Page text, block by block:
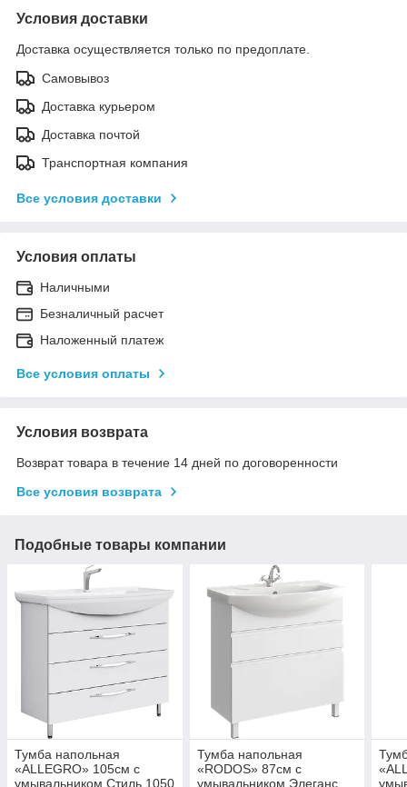
Условия доставки
Доставка осуществляется только по предоплате.
Самовывоз
Доставка курьером
Доставка почтой
Транспортная компания
Все условия доставки
Условия оплаты
Наличными
Безналичный расчет
Наложенный платеж
Все условия оплаты
Условия возврата
Возврат товара в течение 14 дней по договоренности
Все условия возврата
Подобные товары компании
Тумба напольная
«ALLEGRO» 105см с
умывальником Стиль 1050
Тумба напольная
«RODOS» 87см с
умывальником Элеганс